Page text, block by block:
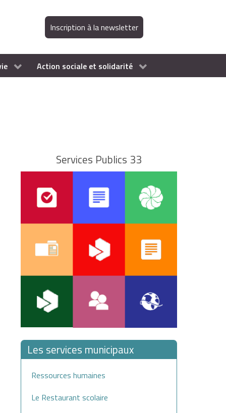
Inscription à la newsletter
Action sociale et solidarité
Services Publics 33
Les services municipaux
Ressources humaines
Le Restaurant scolaire